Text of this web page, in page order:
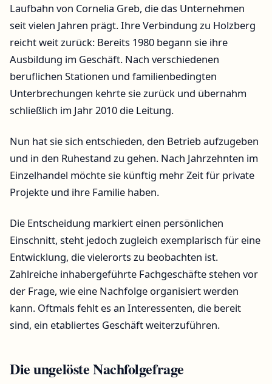
Laufbahn von Cornelia Greb, die das Unternehmen
seit vielen Jahren prägt. Ihre Verbindung zu Holzberg
reicht weit zurück: Bereits 1980 begann sie ihre
Ausbildung im Geschäft. Nach verschiedenen
beruflichen Stationen und familienbedingten
Unterbrechungen kehrte sie zurück und übernahm
schließlich im Jahr 2010 die Leitung.
Nun hat sie sich entschieden, den Betrieb aufzugeben
und in den Ruhestand zu gehen. Nach Jahrzehnten im
Einzelhandel möchte sie künftig mehr Zeit für private
Projekte und ihre Familie haben.
Die Entscheidung markiert einen persönlichen
Einschnitt, steht jedoch zugleich exemplarisch für eine
Entwicklung, die vielerorts zu beobachten ist.
Zahlreiche inhabergeführte Fachgeschäfte stehen vor
der Frage, wie eine Nachfolge organisiert werden
kann. Oftmals fehlt es an Interessenten, die bereit
sind, ein etabliertes Geschäft weiterzuführen.
Die ungelöste Nachfolgefrage